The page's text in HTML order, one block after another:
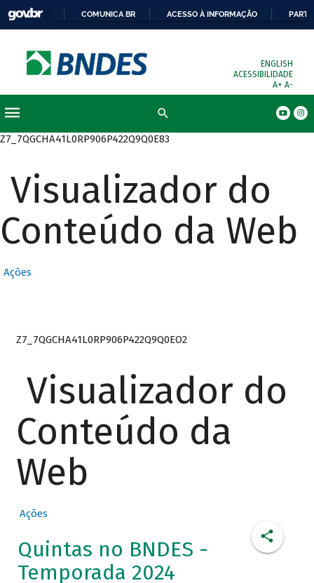
COMUNICA BR ACESSO À INFORMAÇÃO
ENGLISH
ACESSIBILIDADE
A+ A-
Z7_7QGCHA41L0RP906P422Q9Q0E83
Visualizador do
Conteúdo da Web
Ações
Z7_7QGCHA41L0RP906P422Q9Q0EO2
Visualizador do
Conteúdo da
Web
Ações
Quintas no BNDES -
Temporada 2024